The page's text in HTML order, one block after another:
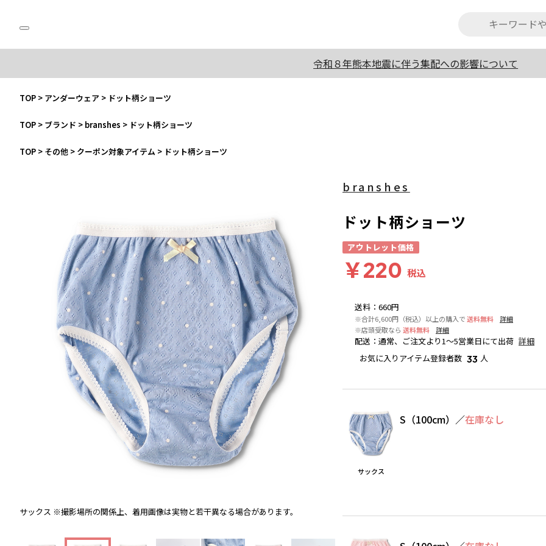
令和８年熊本地震に伴う集配への影響について
TOP > アンダーウェア > ドット柄ショーツ
TOP > ブランド > branshes > ドット柄ショーツ
TOP > その他 > クーポン対象アイテム > ドット柄ショーツ
サックス ※撮影場所の関係上、着用画像は実物と若干異なる場合があります。
送料 ： 660円
※合計6,600円（税込）以上の購入で送料無料
詳細
※店頭受取なら 送料無料 詳細
配送 ： 通常、ご注文より1～5営業日にて出荷 詳細
お気に入りアイテム登録者数 33 人
branshes
ドット柄ショーツ
アウトレット価格
￥220 税込
サックス
S（100cm） ／在庫なし